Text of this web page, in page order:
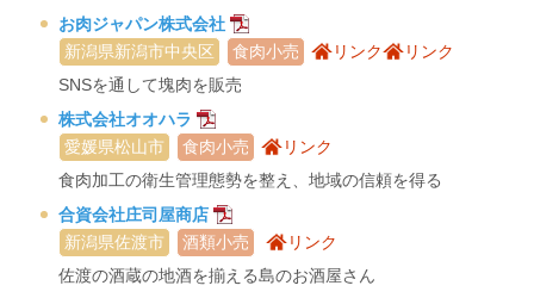
お肉ジャパン株式会社
新潟県新潟市中央区
食肉小売 リンク
リンク
SNSを通して塊肉を販売
株式会社オオハラ
愛媛県松山市
食肉小売
リンク
食肉加工の衛生管理態勢を整え、地域の信頼を得る
合資会社庄司屋商店
新潟県佐渡市
酒類小売
リンク
佐渡の酒蔵の地酒を揃える島のお酒屋さん